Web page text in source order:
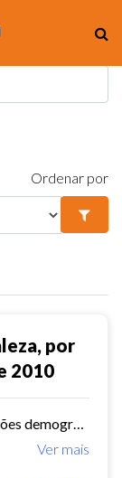
Ordenar por
por
2010
Ver mais